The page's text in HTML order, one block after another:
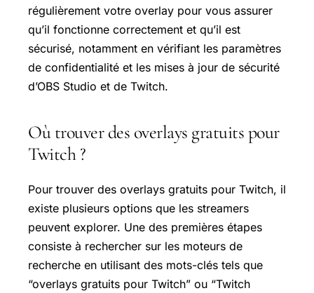
régulièrement votre overlay pour vous assurer
qu’il fonctionne correctement et qu’il est
sécurisé, notamment en vérifiant les paramètres
de confidentialité et les mises à jour de sécurité
d’OBS Studio et de Twitch.
Où trouver des overlays gratuits pour
Twitch ?
Pour trouver des overlays gratuits pour Twitch, il
existe plusieurs options que les streamers
peuvent explorer. Une des premières étapes
consiste à rechercher sur les moteurs de
recherche en utilisant des mots-clés tels que
“overlays gratuits pour Twitch” ou “Twitch